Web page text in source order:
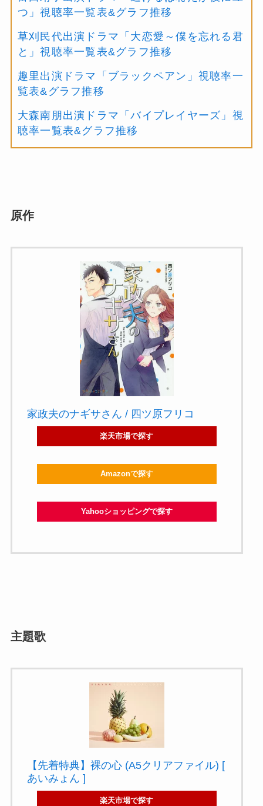
つ」視聴率一覧表&グラフ推移
草刈民代出演ドラマ「大恋愛～僕を忘れる君
と」視聴率一覧表&グラフ推移
趣里出演ドラマ「ブラックペアン」視聴率一
覧表&グラフ推移
大森南朋出演ドラマ「バイプレイヤーズ」視
聴率一覧表&グラフ推移
原作
家政夫のナギサさん / 四ツ原フリコ
楽天市場で探す
Amazonで探す
Yahooショッピングで探す
主題歌
【先着特典】裸の心 (A5クリアファイル) [
あいみょん ]
楽天市場で探す